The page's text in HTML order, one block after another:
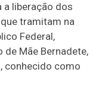
a liberação dos
tramitam na
Federal,
Mãe Bernadete,
conhecido como